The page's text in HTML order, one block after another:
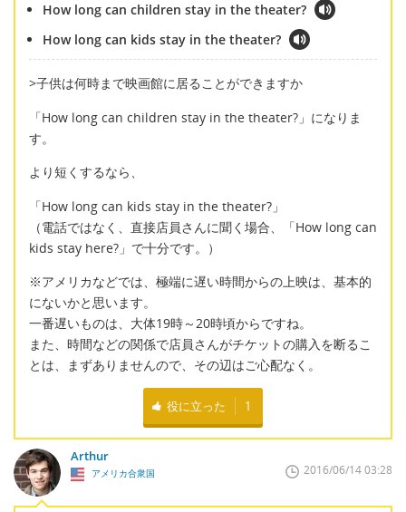
How long can children stay in the theater?
How long can kids stay in the theater?
>子供は何時まで映画館に居ることができますか
「How long can children stay in the theater?」になりま
す。
より短くするなら、
「How long can kids stay in the theater?」
（電話ではなく、直接店員さんに聞く場合、「How long can
kids stay here?」で十分です。）
※アメリカなどでは、極端に遅い時間からの上映は、基本的
にないかと思います。
一番遅いものは、大体19時～20時頃からですね。
また、時間などの関係で店員さんがチケットの購入を断るこ
とは、まずありませんので、その辺はご心配なく。
役に立った 1
Arthur
アメリカ合衆国 2016/06/14 03:28